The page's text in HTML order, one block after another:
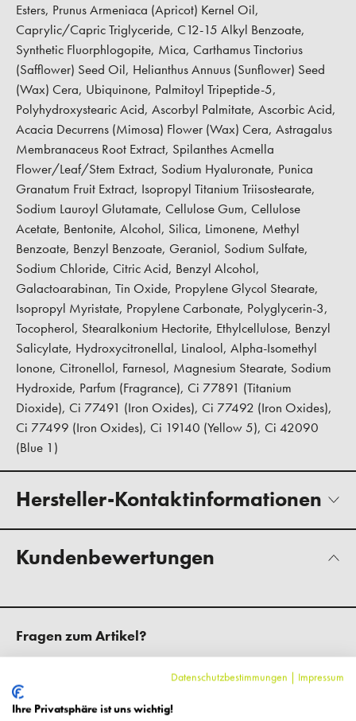
Esters, Prunus Armeniaca (Apricot) Kernel Oil,
Caprylic/Capric Triglyceride, C12-15 Alkyl Benzoate,
Synthetic Fluorphlogopite, Mica, Carthamus Tinctorius
(Safflower) Seed Oil, Helianthus Annuus (Sunflower) Seed
(Wax) Cera, Ubiquinone, Palmitoyl Tripeptide-5,
Polyhydroxystearic Acid, Ascorbyl Palmitate, Ascorbic Acid,
Acacia Decurrens (Mimosa) Flower (Wax) Cera, Astragalus
Membranaceus Root Extract, Spilanthes Acmella
Flower/Leaf/Stem Extract, Sodium Hyaluronate, Punica
Granatum Fruit Extract, Isopropyl Titanium Triisostearate,
Sodium Lauroyl Glutamate, Cellulose Gum, Cellulose
Acetate, Bentonite, Alcohol, Silica, Limonene, Methyl
Benzoate, Benzyl Benzoate, Geraniol, Sodium Sulfate,
Sodium Chloride, Citric Acid, Benzyl Alcohol,
Galactoarabinan, Tin Oxide, Propylene Glycol Stearate,
Isopropyl Myristate, Propylene Carbonate, Polyglycerin-3,
Tocopherol, Stearalkonium Hectorite, Ethylcellulose, Benzyl
Salicylate, Hydroxycitronellal, Linalool, Alpha-Isomethyl
Ionone, Citronellol, Farnesol, Magnesium Stearate, Sodium
Hydroxide, Parfum (Fragrance), Ci 77891 (Titanium
Dioxide), Ci 77491 (Iron Oxides), Ci 77492 (Iron Oxides),
Ci 77499 (Iron Oxides), Ci 19140 (Yellow 5), Ci 42090
(Blue 1)
Hersteller-Kontaktinformationen
Kundenbewertungen
Fragen zum Artikel?
Datenschutzbestimmungen | Impressum
Ihre Privatsphäre ist uns wichtig!